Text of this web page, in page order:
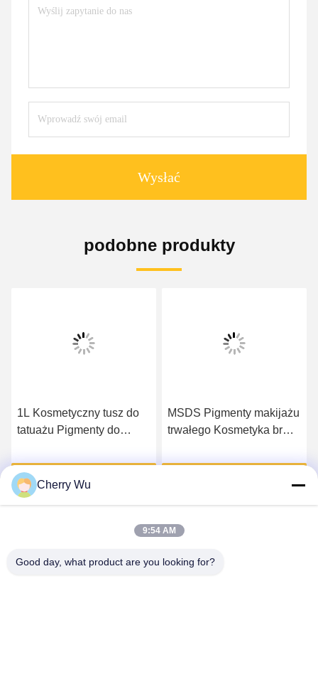
Wysłać
podobne produkty
1L Kosmetyczny tusz do
tatuażu Pigmenty do
Lip Blush Tattoo
Microblading
Uzyskaj najlepszą cenę
MSDS Pigmenty makijażu
trwałego Kosmetyka brwi
Tattoo Inks
Cherry Wu
9:54 AM
Good day, what product are you looking for?